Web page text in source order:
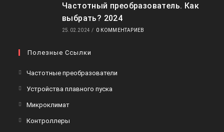
Частотный преобразователь. Как
выбрать? 2024
25.02.2024 / 0 КОММЕНТАРИЕВ
Полезные Ссылки
Частотные преобразователи
Устройства плавного пуска
МикроклиматОткроется
Контроллеры